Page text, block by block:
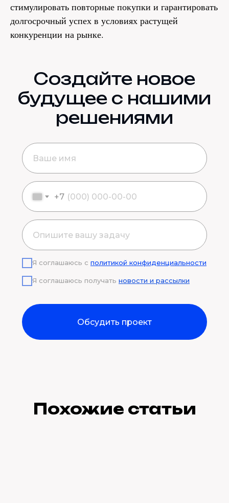
стимулировать повторные покупки и гарантировать
долгосрочный успех в условиях растущей
конкуренции на рынке.
Создайте новое
будущее с нашими
решениями
+7
Я соглашаюсь с политикой конфиденциальности
Я соглашаюсь получать новости и рассылки
Обсудить проект
Похожие статьи